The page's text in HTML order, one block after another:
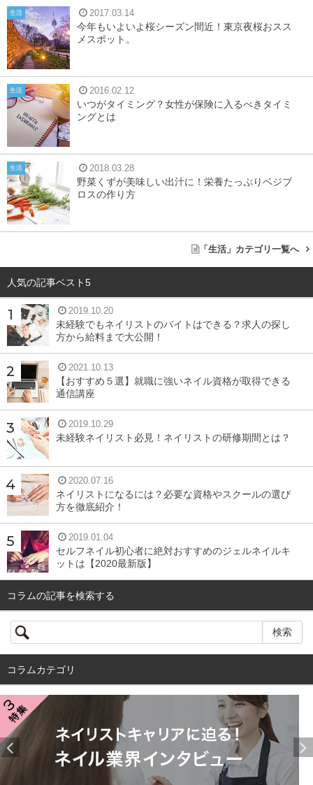
生活 2017.03.14
今年もいよいよ桜シーズン間近！東京夜桜おスス
メスポット。
生活 2016.02.12
いつがタイミング？女性が保険に入るべきタイミ
ングとは
生活 2018.03.28
野菜くずが美味しい出汁に！栄養たっぷりベジブ
ロスの作り方
「生活」カテゴリ一覧へ
人気の記事ベスト5
2019.10.20
未経験でもネイリストのバイトはできる？求人の探し
方から給料まで大公開！
2021.10.13
【おすすめ５選】就職に強いネイル資格が取得できる
通信講座
2019.10.29
未経験ネイリスト必見！ネイリストの研修期間とは？
2020.07.16
ネイリストになるには？必要な資格やスクールの選び
方を徹底紹介！
2019.01.04
セルフネイル初心者に絶対おすすめのジェルネイルキ
ットは【2020最新版】
コラムの記事を検索する
コラムカテゴリ